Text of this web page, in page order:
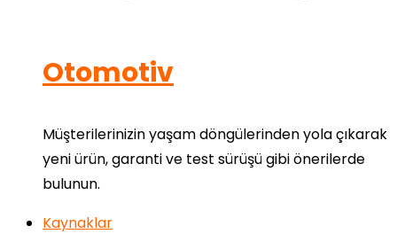
Otomotiv
Müşterilerinizin yaşam döngülerinden yola çıkarak
yeni ürün, garanti ve test sürüşü gibi önerilerde
bulunun.
Kaynaklar